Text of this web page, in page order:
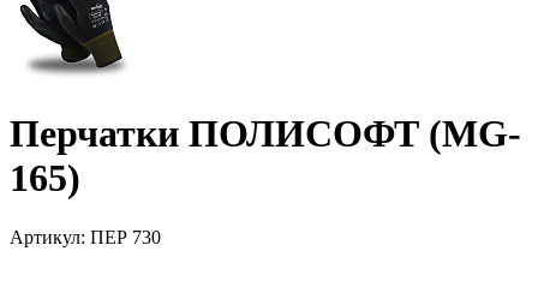
Перчатки ПОЛИСОФТ (MG-
165)
Артикул: ПЕР 730